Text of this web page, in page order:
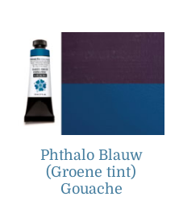
Phthalo Blauw
(Groene tint)
Gouache